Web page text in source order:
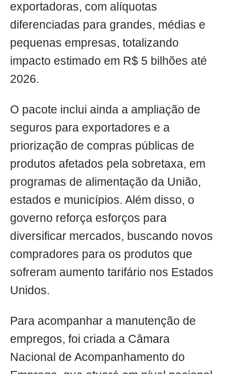
exportadoras, com alíquotas
diferenciadas para grandes, médias e
pequenas empresas, totalizando
impacto estimado em R$ 5 bilhões até
2026.
O pacote inclui ainda a ampliação de
seguros para exportadores e a
priorização de compras públicas de
produtos afetados pela sobretaxa, em
programas de alimentação da União,
estados e municípios. Além disso, o
governo reforça esforços para
diversificar mercados, buscando novos
compradores para os produtos que
sofreram aumento tarifário nos Estados
Unidos.
Para acompanhar a manutenção de
empregos, foi criada a Câmara
Nacional de Acompanhamento do